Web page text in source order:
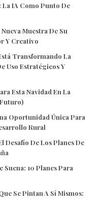
IA Como Punto De
Muestra De Su
Y Creativo
Transformando La
Uso Estratégicos Y
Esta Navidad En La
Oportunidad Única Para
Rural
Desafío De Los Planes De
10 Planes Para
Se Pintan A Sí Mismos: